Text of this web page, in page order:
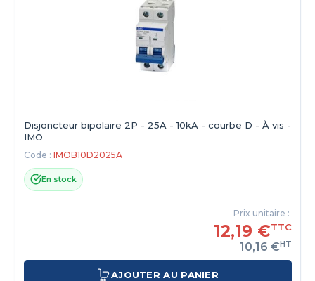
Disjoncteur bipolaire 2P - 25A - 10kA - courbe D - À vis -
IMO
Code : IMOB10D2025A
En stock
Prix unitaire :
12,19 €TTC
10,16 €HT
AJOUTER AU PANIER